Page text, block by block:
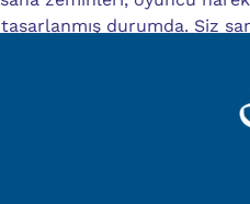
durumda. Siz